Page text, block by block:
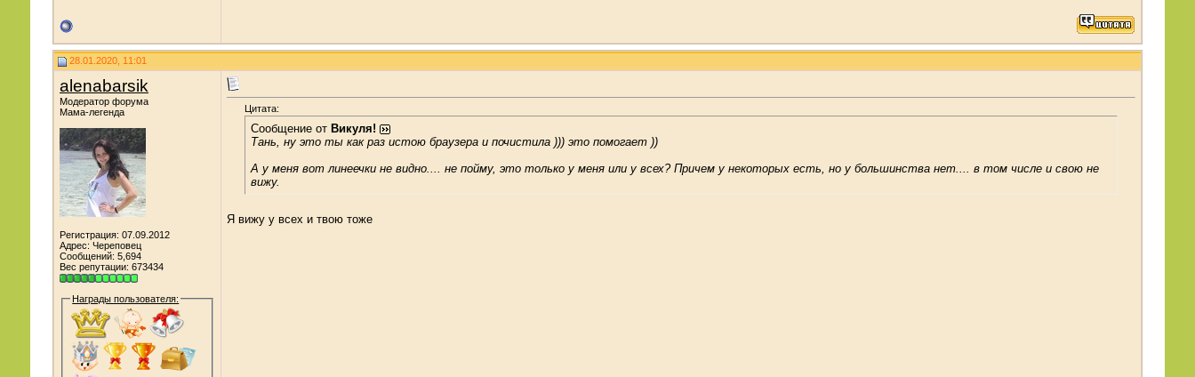
28.01.2020, 11:01
alenabarsik
Модератор форума
Мама-легенда
Регистрация: 07.09.2012
Адрес: Череповец
Сообщений: 5,694
Вес репутации: 673434
Награды пользователя:
Цитата:
Сообщение от Викуля!
Тань, ну это ты как раз истою браузера и почистила ))) это помогает ))
А у меня вот линеечки не видно.... не пойму, это только у меня или у всех? Причем у некоторых есть, но у большинства нет.... в том числе и свою не
вижу.
Я вижу у всех и твою тоже